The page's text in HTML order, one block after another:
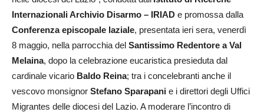
Internazionali Archivio Disarmo – IRIAD e promossa dalla
Conferenza episcopale laziale, presentata ieri sera, venerdì
8 maggio, nella parrocchia del Santissimo Redentore a Val
Melaina, dopo la celebrazione eucaristica presieduta dal
cardinale vicario Baldo Reina; tra i concelebranti anche il
vescovo monsignor Stefano Sparapani e i direttori degli Uffici
Migrantes delle diocesi del Lazio. A moderare l’incontro di